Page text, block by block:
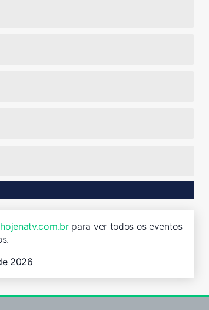
para ver todos os eventos
2026